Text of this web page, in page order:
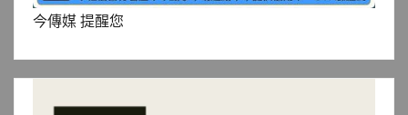
今傳媒 提醒您